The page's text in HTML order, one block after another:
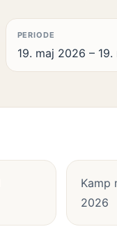
PERIODE
19. maj 2026 –
Kamp
2026